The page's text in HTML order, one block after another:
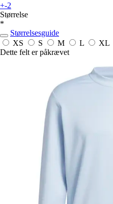
+-2
Størrelse
*
Størrelsesguide
XS
S M L XL
Dette felt er påkrævet